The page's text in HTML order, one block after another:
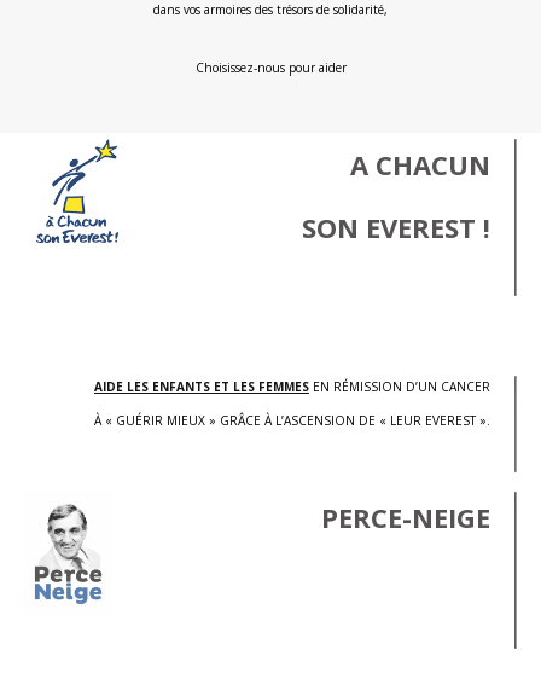
dans vos armoires des trésors de solidarité,
Choisissez-nous pour aider
A CHACUN
SON EVEREST !
AIDE LES ENFANTS ET LES FEMMES EN RÉMISSION D’UN CANCER
À « GUÉRIR MIEUX » GRÂCE À L’ASCENSION DE « LEUR EVEREST ».
PERCE-NEIGE